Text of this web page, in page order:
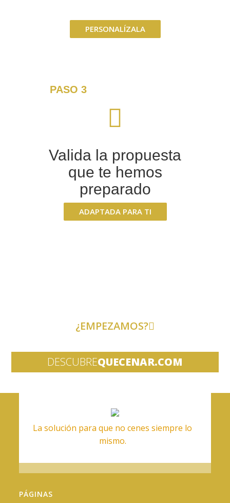
PERSONALÍZALA
PASO 3
Valida la propuesta
que te hemos
preparado
ADAPTADA PARA TI
¿EMPEZAMOS?
DESCUBREQUECENAR.COM
La solución para que no cenes siempre lo
mismo.
PÁGINAS